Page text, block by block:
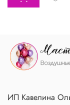
ИП Кавелина